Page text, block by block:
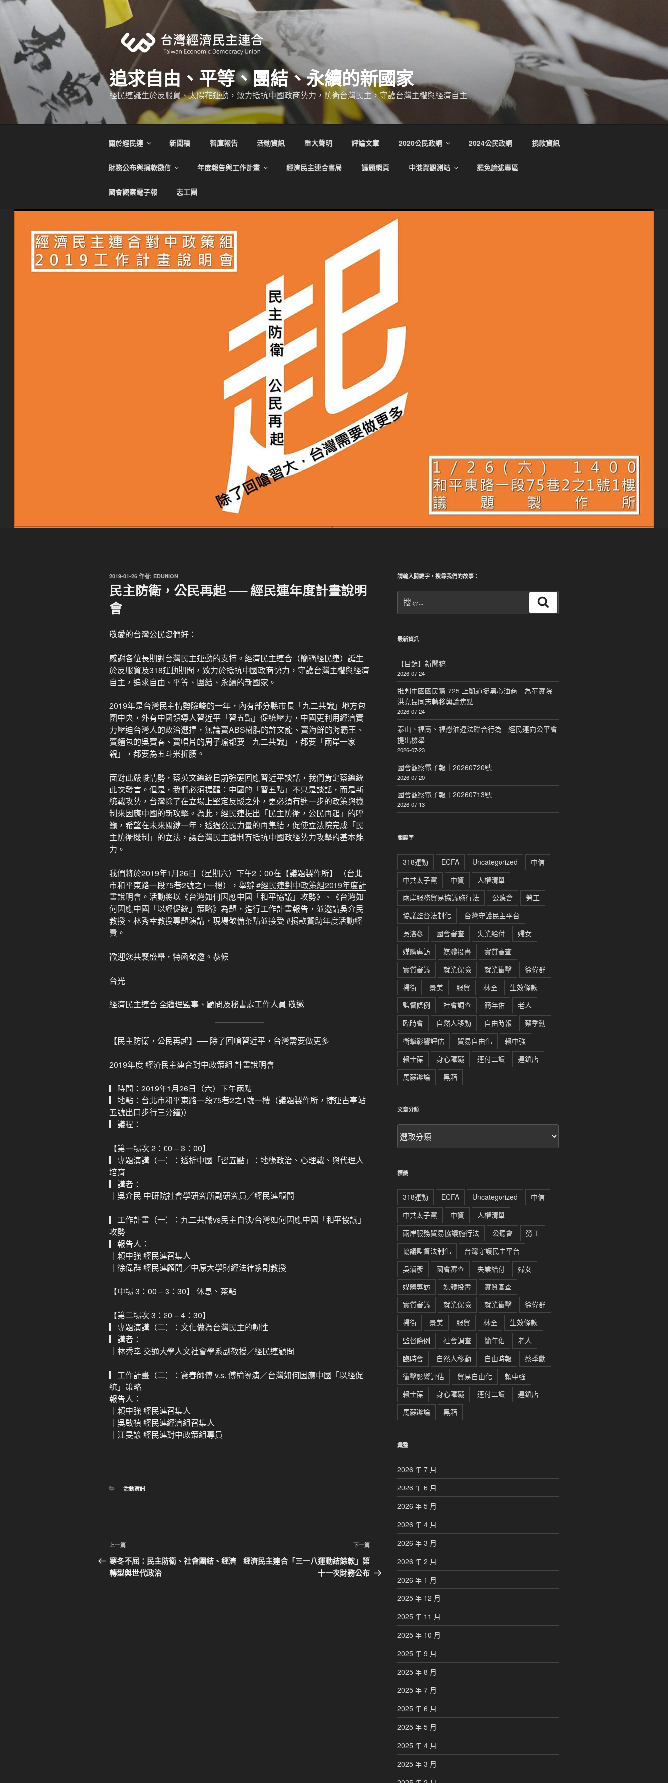
跳
容
追求自由、平等、團結、永續的新國家
經民連誕生於反服貿、太陽花運動，致力抵抗中國政商勢力，防衛台灣民主，守護台灣主權與經濟自主
關於經民連 新聞稿 智庫報告 活動資訊 重大聲明 評論文章 2020公民政綱 2024公民政綱 捐款資訊
財務公布與捐款徵信 年度報告與工作計畫 經濟民主連合書局 議題網頁 中港資觀測站 罷免論述專區
國會觀察電子報 志工團
發
佈
於
2019-01-26 作者: EDUNION
民主防衛，公民再起 ── 經民連年度計畫說明
會
敬愛的台灣公民您們好：
感謝各位長期對台灣民主運動的支持。經濟民主連合（簡稱經民連）誕生
於反服貿及318運動期間，致力於抵抗中國政商勢力，守護台灣主權與經濟
自主，追求自由、平等、團結、永續的新國家。
2019年是台灣民主情勢險峻的一年，內有部分縣市長「九二共識」地方包
圍中央，外有中國領導人習近平「習五點」促統壓力，中國更利用經濟實
力壓迫台灣人的政治選擇，無論賣ABS樹脂的許文龍、賣海鮮的海霸王、
賣麵包的吳寶春、賣唱片的周子瑜都要「九二共識」，都要「兩岸一家
親」，都要為五斗米折腰。
面對此嚴峻情勢，蔡英文總統日前強硬回應習近平談話，我們肯定蔡總統
此次發言。但是，我們必須提醒：中國的「習五點」不只是談話，而是新
統戰攻勢，台灣除了在立場上堅定反駁之外，更必須有進一步的政策與機
制來因應中國的新攻擊。為此，經民連提出「民主防衛，公民再起」的呼
籲，希望在未來關鍵一年，透過公民力量的再集結，促使立法院完成「民
主防衛機制」的立法，讓台灣民主體制有抵抗中國政經勢力攻擊的基本能
力。
我們將於2019年1月26日（星期六）下午2：00在【議題製作所】 （台北
市和平東路一段75巷2號之1一樓），舉辦#經民連對中政策組2019年度計
畫說明會 。活動將以《台灣如何因應中國「和平協議」攻勢》、《台灣如
何因應中國「以經促統」策略》為題，進行工作計畫報告，並邀請吳介民
教授、林秀幸教授專題演講，現場敬備茶點並接受 #捐款贊助年度活動經
費 。
歡迎您共襄盛舉，特函敬邀。恭候
台光
經濟民主連合 全體理監事、顧問及秘書處工作人員 敬邀
【民主防衛，公民再起】── 除了回嗆習近平，台灣需要做更多
2019年度 經濟民主連合對中政策組 計畫說明會
▎時間：2019年1月26日（六）下午兩點
▎地點：台北市和平東路一段75巷2之1號一樓（議題製作所，捷運古亭站
五號出口步行三分鐘)）
▎議程：
【第一場次 2：00 – 3：00】
▎專題演講（一）：透析中國「習五點」：地緣政治、心理戰、與代理人
培育
▎講者：
｜吳介民 中研院社會學研究所副研究員／經民連顧問
▎工作計畫（一）：九二共識vs民主自決/台灣如何因應中國「和平協議」
攻勢
▎報告人：
｜賴中強 經民連召集人
｜徐偉群 經民連顧問／中原大學財經法律系副教授
【中場 3：00 – 3：30】 休息、茶點
【第二場次 3：30 – 4：30】
▎專題演講（二）：文化做為台灣民主的韌性
▎講者：
｜林秀幸 交通大學人文社會學系副教授／經民連顧問
▎工作計畫（二）：寶春師傅 v.s. 傅榆導演／台灣如何因應中國「以經促
統」策略
報告人：
｜賴中強 經民連召集人
｜吳啟禎 經民連經濟組召集人
｜江旻諺 經民連對中政策組專員
分
活動資訊
文
章
導
上
一
篇
上一篇
寒冬不屈：民主防衛、社會團結、經濟
轉型與世代政治
下
一
篇
下一篇
經濟民主連合「三一八運動結餘款」第
十一次財務公布
請輸入關鍵字，搜尋我們的故事：
尋
關
字:
尋
最新資訊
【目錄】新聞稿
2026-07-24
批判中國國民黨 725 上凱道挺黑心油商 為革實院
洪堯昆同志轉移輿論焦點
2026-07-24
泰山、福壽、福懋油違法聯合行為 經民連向公平會
提出檢舉
2026-07-23
國會觀察電子報｜20260720號
2026-07-20
國會觀察電子報｜20260713號
2026-07-13
關鍵字
318運動 ECFA Uncategorized
中信
中共太子黨
中資
人權清單
兩岸服務貿易協議施行法
公聽會
勞工
協議監督法制化
台灣守護民主平台
吳濬彥
國會審查 失業給付
婦女
媒體專訪
媒體投書
實質審查
實質審議
就業保險 就業衝擊
徐偉群
掃街
景美 服貿 林全
生效條款
監督條例
社會調查 簡年佑
老人
臨時會
自然人移動 自由時報
蔡季勳
衝擊影響評估
貿易自由化
賴中強
賴士葆
身心障礙 逕付二讀
連鎖店
馬蘇辯論
黑箱
文章分類
章
分
標籤
318運動 ECFA Uncategorized
中信
中共太子黨
中資
人權清單
兩岸服務貿易協議施行法
公聽會
勞工
協議監督法制化
台灣守護民主平台
吳濬彥
國會審查 失業給付
婦女
媒體專訪
媒體投書
實質審查
實質審議
就業保險 就業衝擊
徐偉群
掃街
景美 服貿 林全
生效條款
監督條例
社會調查 簡年佑
老人
臨時會
自然人移動 自由時報
蔡季勳
衝擊影響評估
貿易自由化
賴中強
賴士葆
身心障礙 逕付二讀
連鎖店
馬蘇辯論
黑箱
彙整
2026 年 7 月
2026 年 6 月
2026 年 5 月
2026 年 4 月
2026 年 3 月
2026 年 2 月
2026 年 1 月
2025 年 12 月
2025 年 11 月
2025 年 10 月
2025 年 9 月
2025 年 8 月
2025 年 7 月
2025 年 6 月
2025 年 5 月
2025 年 4 月
2025 年 3 月